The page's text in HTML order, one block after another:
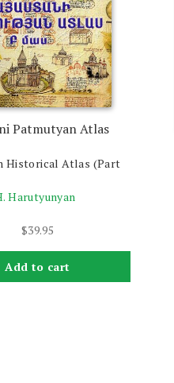
Patmutyan Atlas
Historical Atlas (Part
Harutyunyan
$39.95
Add to cart